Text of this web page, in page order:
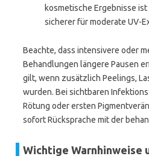
kosmetische Ergebnisse
sicherer für moderate UV-
Beachte, dass intensivere oder
Behandlungen längere Pausen
gilt, wenn zusätzlich Peelings,
wurden. Bei sichtbaren
Rötung oder ersten
sofort Rücksprache mit der
Wichtige Warnhinweise